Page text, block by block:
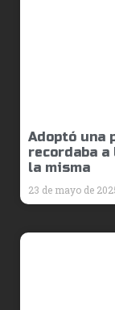
Adoptó una
recordaba
la misma
23 de mayo de